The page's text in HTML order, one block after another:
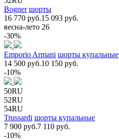
Bogner шорты
16 770 руб.15 093 руб.
весна-лето 26
-30%
Emporio Armani шорты купальные
14 500 руб.10 150 руб.
-10%
50RU
52RU
54RU
Trussardi шорты купальные
7 900 руб.7 110 руб.
-10%